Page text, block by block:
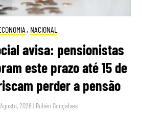
, NACIONAL
avisa: pensionistas
este prazo até 15 de
perder a pensão
2026 | Rubén Gonçalves